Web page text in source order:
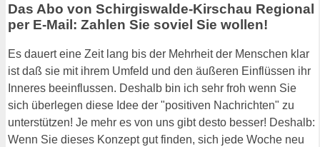
Das Abo von Schirgiswalde-Kirschau Regional
per E-Mail: Zahlen Sie soviel Sie wollen!
Es dauert eine Zeit lang bis der Mehrheit der Menschen klar
ist daß sie mit ihrem Umfeld und den äußeren Einflüssen ihr
Inneres beeinflussen. Deshalb bin ich sehr froh wenn Sie
sich überlegen diese Idee der "positiven Nachrichten" zu
unterstützen! Je mehr es von uns gibt desto besser! Deshalb:
Wenn Sie dieses Konzept gut finden, sich jede Woche neu